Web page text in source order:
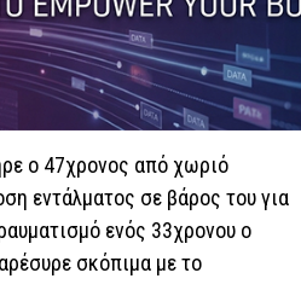
ο 47χρονος από χωριό
εντάλματος σε βάρος του για
ενός 33χρονου ο
σκόπιμα με το